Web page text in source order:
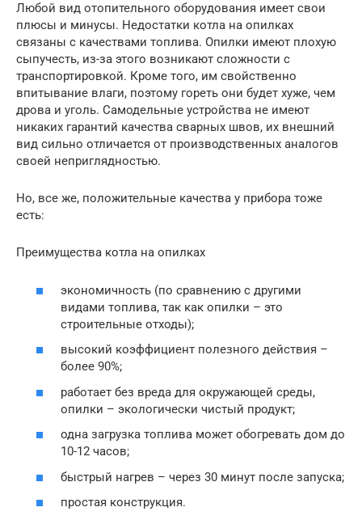
Любой вид отопительного оборудования имеет свои
плюсы и минусы. Недостатки котла на опилках
связаны с качествами топлива. Опилки имеют плохую
сыпучесть, из-за этого возникают сложности с
транспортировкой. Кроме того, им свойственно
впитывание влаги, поэтому гореть они будет хуже, чем
дрова и уголь. Самодельные устройства не имеют
никаких гарантий качества сварных швов, их внешний
вид сильно отличается от производственных аналогов
своей неприглядностью.
Но, все же, положительные качества у прибора тоже
есть:
Преимущества котла на опилках
экономичность (по сравнению с другими
видами топлива, так как опилки – это
строительные отходы);
высокий коэффициент полезного действия –
более 90%;
работает без вреда для окружающей среды,
опилки – экологически чистый продукт;
одна загрузка топлива может обогревать дом до
10-12 часов;
быстрый нагрев – через 30 минут после запуска;
простая конструкция.